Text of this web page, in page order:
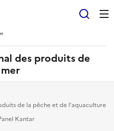
des produits de
de la pêche et de l'aquaculture
Kantar